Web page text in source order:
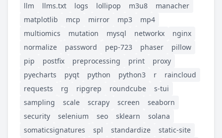
llm
llms.txt logs lollipop m3u8
manacher
matplotlib
mcp mirror mp3
mp4
multiomics
mutation mysql networkx
nginx
normalize
password pep-723 phaser
pillow
pip
postfix preprocessing print
proxy
pyecharts
pyqt python python3 r
raincloud
requests
rg ripgrep roundcube
s-tui
sampling
scale scrapy screen
seaborn
security
selenium seo sklearn
solana
somaticsignatures
spl standardize
static-site